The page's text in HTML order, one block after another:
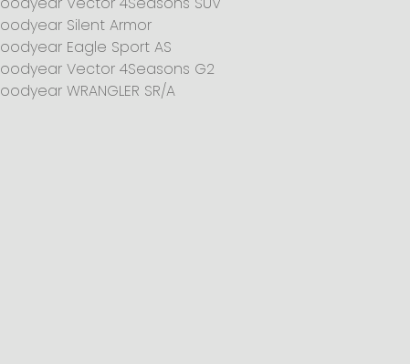
Silent Armor
Eagle Sport AS
Vector 4Seasons G2
WRANGLER SR/A